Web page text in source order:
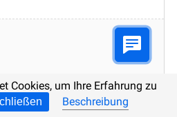
Cookies, um Ihre Erfahrung zu
Beschreibung